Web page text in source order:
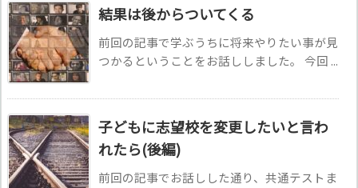
結果は後からついてくる
前回の記事で学ぶうちに将来やりたい事が見
つかるということをお話ししました。 今回 ...
子どもに志望校を変更したいと言わ
れたら(後編)
前回の記事でお話しした通り、共通テストま